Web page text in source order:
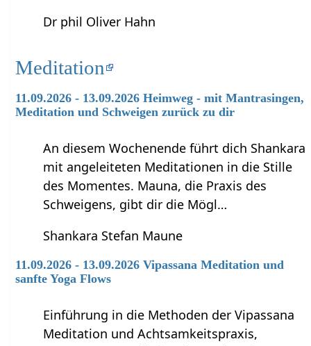
Dr phil Oliver Hahn
Meditation
11.09.2026 - 13.09.2026 Heimweg - mit Mantrasingen,
Meditation und Schweigen zurück zu dir
An diesem Wochenende führt dich Shankara
mit angeleiteten Meditationen in die Stille
des Momentes. Mauna, die Praxis des
Schweigens, gibt dir die Mögl…
Shankara Stefan Maune
11.09.2026 - 13.09.2026 Vipassana Meditation und
sanfte Yoga Flows
Einführung in die Methoden der Vipassana
Meditation und Achtsamkeitspraxis,